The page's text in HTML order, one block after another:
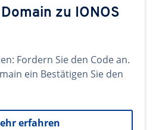
zu IONOS
Fordern Sie den Code an.
ein Bestätigen Sie den
erfahren